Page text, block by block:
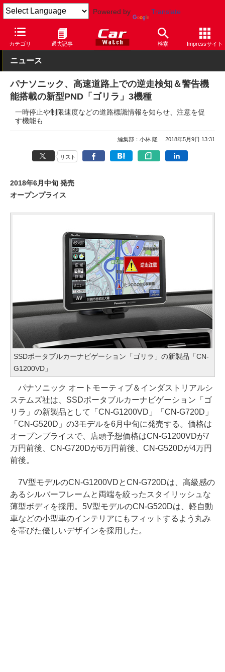
Powered by Translate
カテゴリ 過去記事 検索 Impressサイト
Car Watch ナビ パナソニック ゴリラ
ニュース
パナソニック、高速道路上での逆走検知＆警告機
能搭載の新型PND「ゴリラ」3機種
一時停止や制限速度などの道路標識情報を知らせ、注意を促
す機能も
編集部：小林 隆 2018年5月9日 13:31
リスト
2018年6月中旬 発売
オープンプライス
SSDポータブルカーナビゲーション「ゴリラ」の新製品「CN-
G1200VD」
パナソニック オートモーティブ＆インダストリアルシ
ステムズ社は、SSDポータブルカーナビゲーション「ゴ
リラ」の新製品として「CN-G1200VD」「CN-G720D」
「CN-G520D」の3モデルを6月中旬に発売する。価格は
オープンプライスで、店頭予想価格はCN-G1200VDが7
万円前後、CN-G720Dが6万円前後、CN-G520Dが4万円
前後。
7V型モデルのCN-G1200VDとCN-G720Dは、高級感の
あるシルバーフレームと両端を絞ったスタイリッシュな
薄型ボディを採用。5V型モデルのCN-G520Dは、軽自動
車などの小型車のインテリアにもフィットするよう丸み
を帯びた優しいデザインを採用した。